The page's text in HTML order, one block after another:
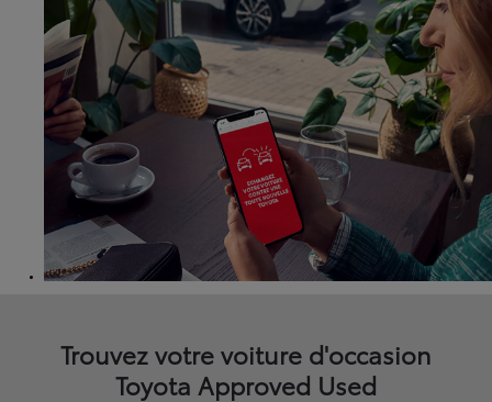
Trouvez votre voiture d'occasion
Toyota Approved Used